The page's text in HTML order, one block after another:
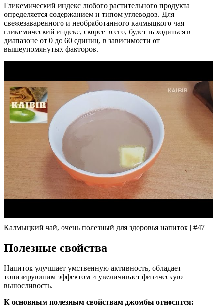
Гликемический индекс любого растительного продукта
определяется содержанием и типом углеводов. Для
свежезаваренного и необработанного калмыцкого чая
гликемический индекс, скорее всего, будет находиться в
диапазоне от 0 до 60 единиц, в зависимости от
вышеупомянутых факторов.
Калмыцкий чай, очень полезный для здоровья напиток | #47
Полезные свойства
Напиток улучшает умственную активность, обладает
тонизирующим эффектом и увеличивает физическую
выносливость.
К основным полезным свойствам джомбы относятся: